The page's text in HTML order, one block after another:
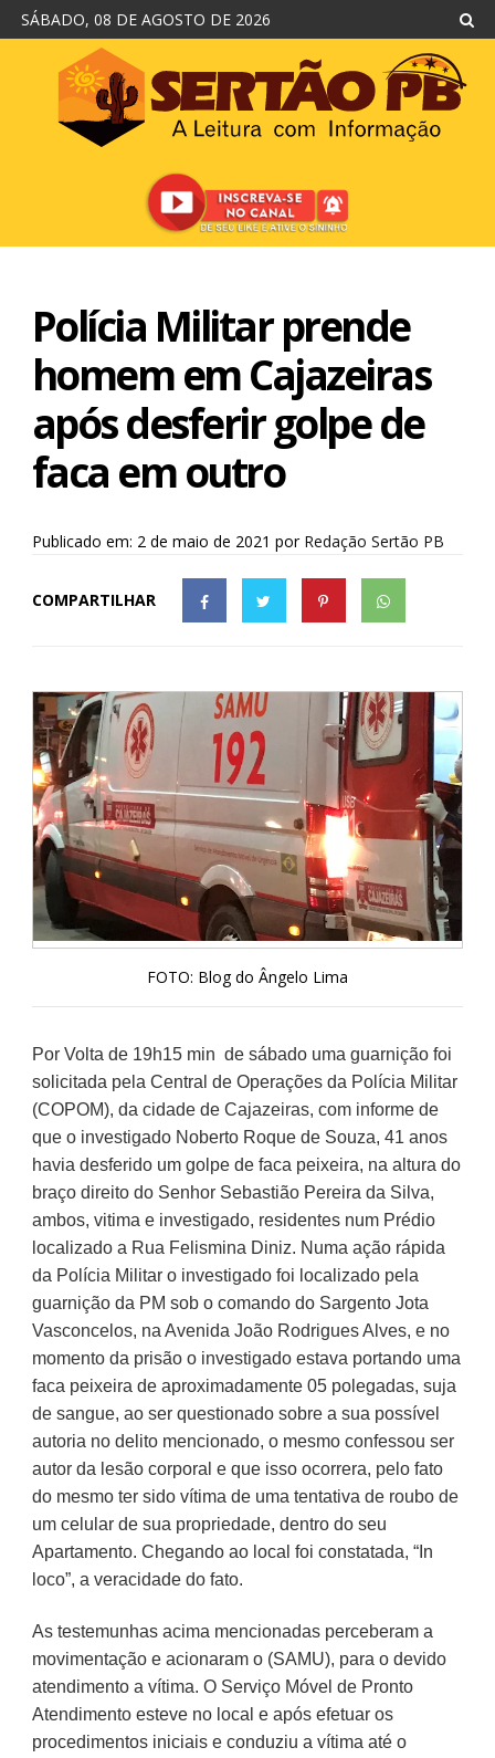
SÁBADO, 08 DE AGOSTO DE 2026
Polícia Militar prende
homem em Cajazeiras
após desferir golpe de
faca em outro
Publicado em: 2 de maio de 2021 por Redação Sertão PB
COMPARTILHAR
FOTO: Blog do Ângelo Lima
Por Volta de 19h15 min de sábado uma guarnição foi
solicitada pela Central de Operações da Polícia Militar
(COPOM), da cidade de Cajazeiras, com informe de
que o investigado Noberto Roque de Souza, 41 anos
havia desferido um golpe de faca peixeira, na altura do
braço direito do Senhor Sebastião Pereira da Silva,
ambos, vitima e investigado, residentes num Prédio
localizado a Rua Felismina Diniz. Numa ação rápida
da Polícia Militar o investigado foi localizado pela
guarnição da PM sob o comando do Sargento Jota
Vasconcelos, na Avenida João Rodrigues Alves, e no
momento da prisão o investigado estava portando uma
faca peixeira de aproximadamente 05 polegadas, suja
de sangue, ao ser questionado sobre a sua possível
autoria no delito mencionado, o mesmo confessou ser
autor da lesão corporal e que isso ocorrera, pelo fato
do mesmo ter sido vítima de uma tentativa de roubo de
um celular de sua propriedade, dentro do seu
Apartamento. Chegando ao local foi constatada, “In
loco”, a veracidade do fato.
As testemunhas acima mencionadas perceberam a
movimentação e acionaram o (SAMU), para o devido
atendimento a vítima. O Serviço Móvel de Pronto
Atendimento esteve no local e após efetuar os
procedimentos iniciais e conduziu a vítima até o